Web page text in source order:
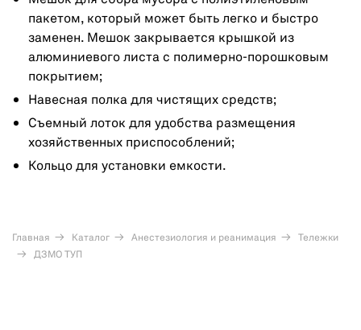
пакетом, который может быть легко и быстро
заменен. Мешок закрывается крышкой из
алюминиевого листа с полимерно-порошковым
покрытием;
Навесная полка для чистящих средств;
Съемный лоток для удобства размещения
хозяйственных приспособлений;
Кольцо для установки емкости.
Главная Каталог Анестезиология и реанимация
Тележки
ДЗМО ТУП